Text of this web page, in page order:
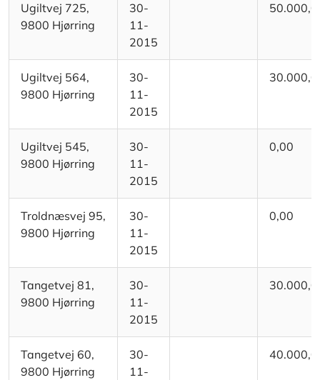
Ugiltvej 725,
9800 Hjørring
30-
11-
2015
Ugiltvej 564,
9800 Hjørring
30-
11-
2015
Ugiltvej 545,
9800 Hjørring
30-
11-
2015
0,00
Troldnæsvej 95,
9800 Hjørring
30-
11-
2015
0,00
Tangetvej 81,
9800 Hjørring
30-
11-
2015
Tangetvej 60,
9800 Hjørring
30-
11-